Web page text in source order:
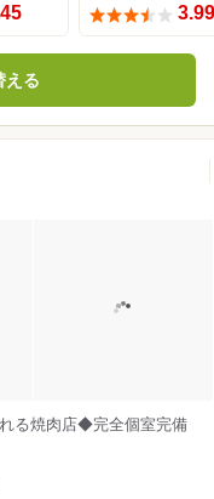
3.99
える
る焼肉店◆完全個室完備